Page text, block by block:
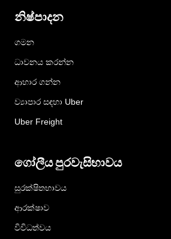
නිෂ්පාදන
ගමන
ධාවනය කරන්න
ආහාර ගන්න
ව්‍යාපාර සඳහා Uber
Uber Freight
ගෝලීය පුරවැසිභාවය
සුරක්ෂිතභාවය
ආරක්ෂාව
විවිධත්වය